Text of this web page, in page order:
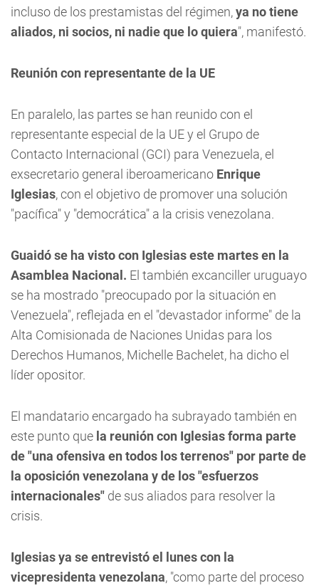
incluso de los prestamistas del régimen,ya no tiene
aliados, ni socios, ni nadie que lo quiera", manifestó.
Reunión con representante de la UE
En paralelo, las partes se han reunido con el
representante especial de la UE y el Grupo de
Contacto Internacional (GCI) para Venezuela, el
exsecretario general iberoamericano Enrique
Iglesias, con el objetivo de promover una solución
"pacífica" y "democrática" a la crisis venezolana.
Guaidó se ha visto con Iglesias este martes en la
Asamblea Nacional. El también excanciller uruguayo
se ha mostrado "preocupado por la situación en
Venezuela", reflejada en el "devastador informe" de la
Alta Comisionada de Naciones Unidas para los
Derechos Humanos, Michelle Bachelet, ha dicho el
líder opositor.
El mandatario encargado ha subrayado también en
este punto que la reunión con Iglesias forma parte
de "una ofensiva en todos los terrenos" por parte de
la oposición venezolana y de los "esfuerzos
internacionales" de sus aliados para resolver la
crisis.
Iglesias ya se entrevistó el lunes con la
vicepresidenta venezolana, "como parte del proceso